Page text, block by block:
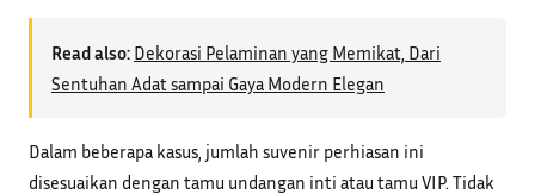
Read also: Dekorasi Pelaminan yang Memikat, Dari
Sentuhan Adat sampai Gaya Modern Elegan
Dalam beberapa kasus, jumlah suvenir perhiasan ini
disesuaikan dengan tamu undangan inti atau tamu VIP. Tidak